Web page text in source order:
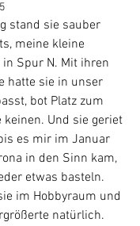
stand sie sauber
meine kleine
Spur N. Mit ihren
hatte sie in unser
bot Platz zum
Und sie geriet
es mir im Januar
in den Sinn kam,
etwas basteln.
im Hobbyraum und
natürlich.